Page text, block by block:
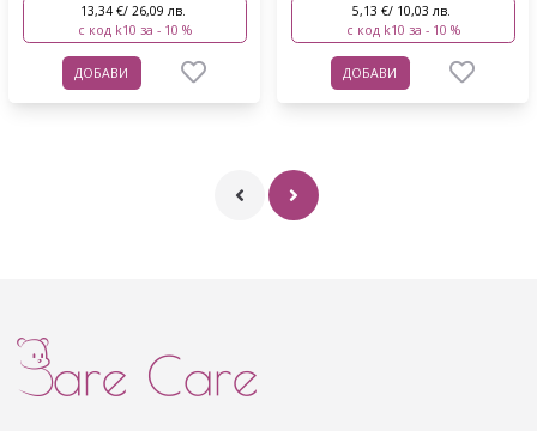
13,34 €/ 26,09 лв.
с код k10 за - 10 %
ДОБАВИ
5,13 €/ 10,03 лв.
с код k10 за - 10 %
ДОБАВИ